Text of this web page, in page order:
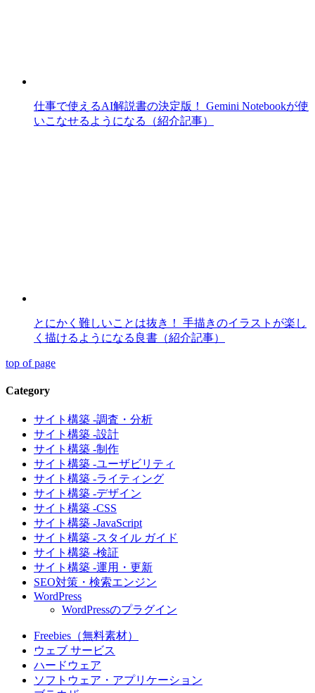
仕事で使えるAI解説書の決定版！ Gemini Notebookが使
いこなせるようになる（紹介記事）
とにかく難しいことは抜き！ 手描きのイラストが楽し
く描けるようになる良書（紹介記事）
top of page
Category
サイト構築 -調査・分析
サイト構築 -設計
サイト構築 -制作
サイト構築 -ユーザビリティ
サイト構築 -ライティング
サイト構築 -デザイン
サイト構築 -CSS
サイト構築 -JavaScript
サイト構築 -スタイル ガイド
サイト構築 -検証
サイト構築 -運用・更新
SEO対策・検索エンジン
WordPress
WordPressのプラグイン
Freebies（無料素材）
ウェブ サービス
ハードウェア
ソフトウェア・アプリケーション